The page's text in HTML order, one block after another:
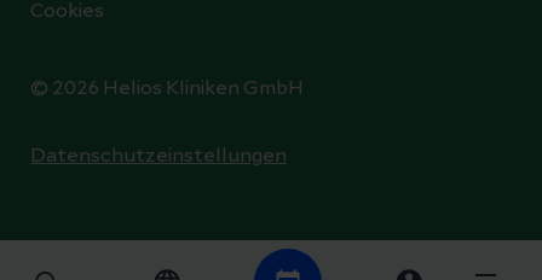
© 2026 Helios Kliniken GmbH
Cookies
Datenschutzeinstellungen